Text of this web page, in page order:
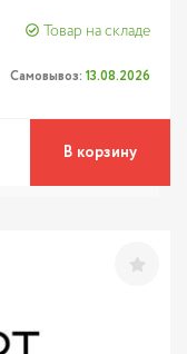
Товар на складе
Самовывоз: 13.08.2026
В корзину